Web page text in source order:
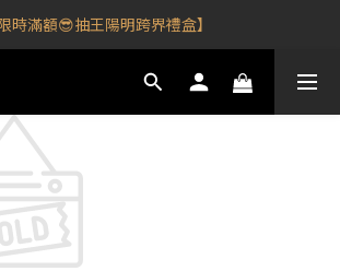
限時滿額😎抽王陽明跨界禮盒】
限時滿額😎抽王陽明跨界禮盒】
【 新加會員💰領$𝟭𝟬𝟬購物金 】
到！車用香氛✨任選𝟮件享𝟵𝟱折⮕】
時滿額😎抽王陽明跨界禮盒】